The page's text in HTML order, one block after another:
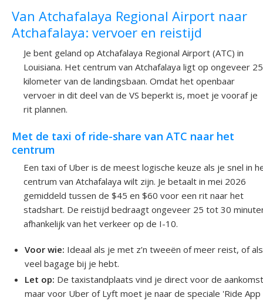
Van Atchafalaya Regional Airport naar
Atchafalaya: vervoer en reistijd
Je bent geland op Atchafalaya Regional Airport (ATC) in
Louisiana. Het centrum van Atchafalaya ligt op ongeveer 25
kilometer van de landingsbaan. Omdat het openbaar
vervoer in dit deel van de VS beperkt is, moet je vooraf je
rit plannen.
Met de taxi of ride-share van ATC naar het
centrum
Een taxi of Uber is de meest logische keuze als je snel in
centrum van Atchafalaya wilt zijn. Je betaalt in mei 2026
gemiddeld tussen de $45 en $60 voor een rit naar het
stadshart. De reistijd bedraagt ongeveer 25 tot 30
afhankelijk van het verkeer op de I-10.
Voor wie: Ideaal als je met z’n tweeën of meer reist, of
veel bagage bij je hebt.
Let op: De taxistandplaats vind je direct voor de
maar voor Uber of Lyft moet je naar de speciale 'Ride App